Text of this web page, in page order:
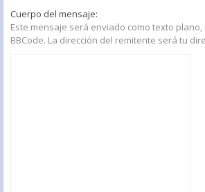
Cuerpo del mensaje:
Este mensaje será enviado como texto plano,
BBCode. La dirección del remitente será tu